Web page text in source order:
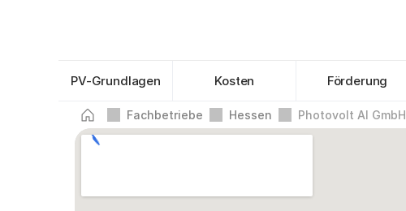
PV-Grundlagen Kosten Förderung
Fachbetriebe Hessen Photovolt AI GmbH